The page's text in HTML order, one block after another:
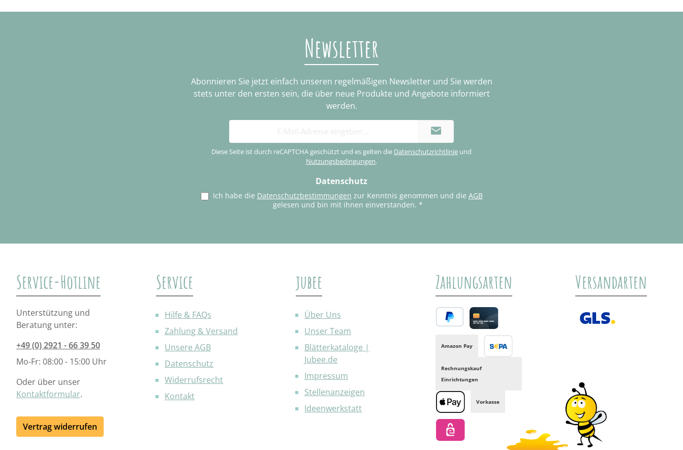
Newsletter
Abonnieren Sie jetzt einfach unseren regelmäßigen Newsletter und Sie werden
stets unter den ersten sein, die über neue Produkte und Angebote informiert
werden.
Adresse
*
Diese Seite ist durch reCAPTCHA geschützt und es gelten die Datenschutzrichtlinie und
Nutzungsbedingungen.
Datenschutz
Ich habe die Datenschutzbestimmungen zur Kenntnis genommen und die AGB
gelesen und bin mit ihnen einverstanden. *
Service-Hotline
Unterstützung und
Beratung unter:
+49 (0) 2921 - 66 39 50
Mo-Fr: 08:00 - 15:00 Uhr
Oder über unser
Kontaktformular.
Vertrag widerrufen
Service
Hilfe & FAQs
Zahlung & Versand
Unsere AGB
Datenschutz
Widerrufsrecht
Kontakt
jubee
Über Uns
Unser Team
Blätterkataloge |
Jubee.de
Impressum
Stellenanzeigen
Ideenwerkstatt
Zahlungsarten
Credit card
Amazon Pay
Rechnungskauf
Einrichtungen
Apple Pay
Vorkasse
Versandarten